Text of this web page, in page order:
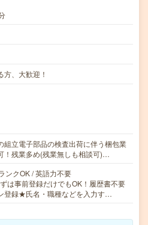
、大歓迎！
組立電子部品の検査出荷に伴う梱包業
！残業多め(残業無しも相談可)…
ンクOK / 英語力不要
は事前登録だけでもOK！履歴書不要
登録★氏名・職種などを入力す…